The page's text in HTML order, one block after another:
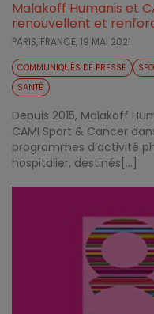
Malakoff Humanis et
renouvellent et
PARIS, FRANCE, 19 MAI 2021
COMMUNIQUÉS DE PRESSE
SANTÉ
Depuis 2015, Malakoff
CAMI Sport & Cancer
programmes d’activité
hospitalier, destinés[...]